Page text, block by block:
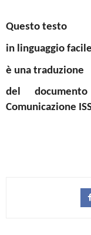
Questo testo
in linguaggio
è una traduzione
del
Comunicazione